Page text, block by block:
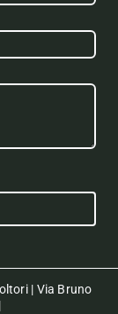
| Via Bruno